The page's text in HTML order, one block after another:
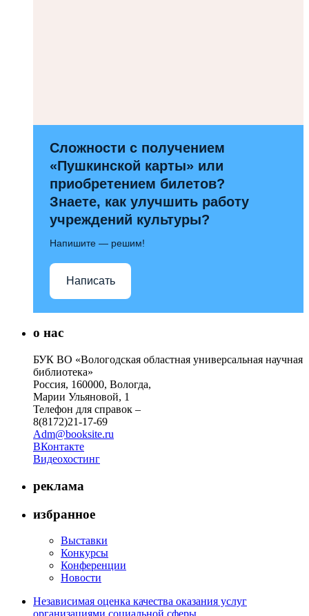
Сложности с получением
«Пушкинской карты» или
приобретением билетов?
Знаете, как улучшить работу
учреждений культуры?
Напишите — решим!
Написать
о нас
БУК ВО «Вологодская областная универсальная научная
библиотека»
Россия, 160000, Вологда,
Марии Ульяновой, 1
Телефон для справок –
8(8172)21-17-69
Adm@booksite.ru
ВКонтакте
Видеохостинг
реклама
избранное
Выставки
Конкурсы
Конференции
Новости
Независимая оценка качества оказания услуг